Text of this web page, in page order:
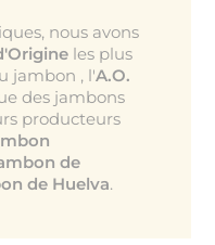
nous avons
les plus
jambon , l'A.O.
des jambons
producteurs
de
de Huelva.